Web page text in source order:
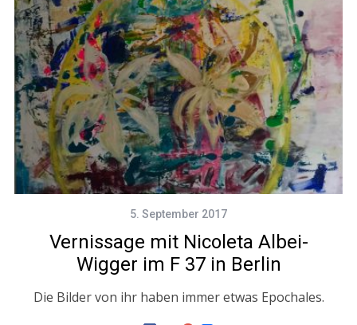
5. September 2017
Vernissage mit Nicoleta Albei-
Wigger im F 37 in Berlin
Die Bilder von ihr haben immer etwas Epochales.